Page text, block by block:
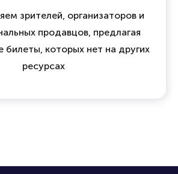
зрителей, организаторов и
продавцов, предлагая
билеты, которых нет на других
ресурсах